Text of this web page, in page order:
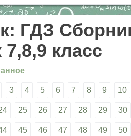
ГДЗ
класс
3 4 5 6 7 8 9 10
25 26 27 28 29 30
45 46 47 48 49 50